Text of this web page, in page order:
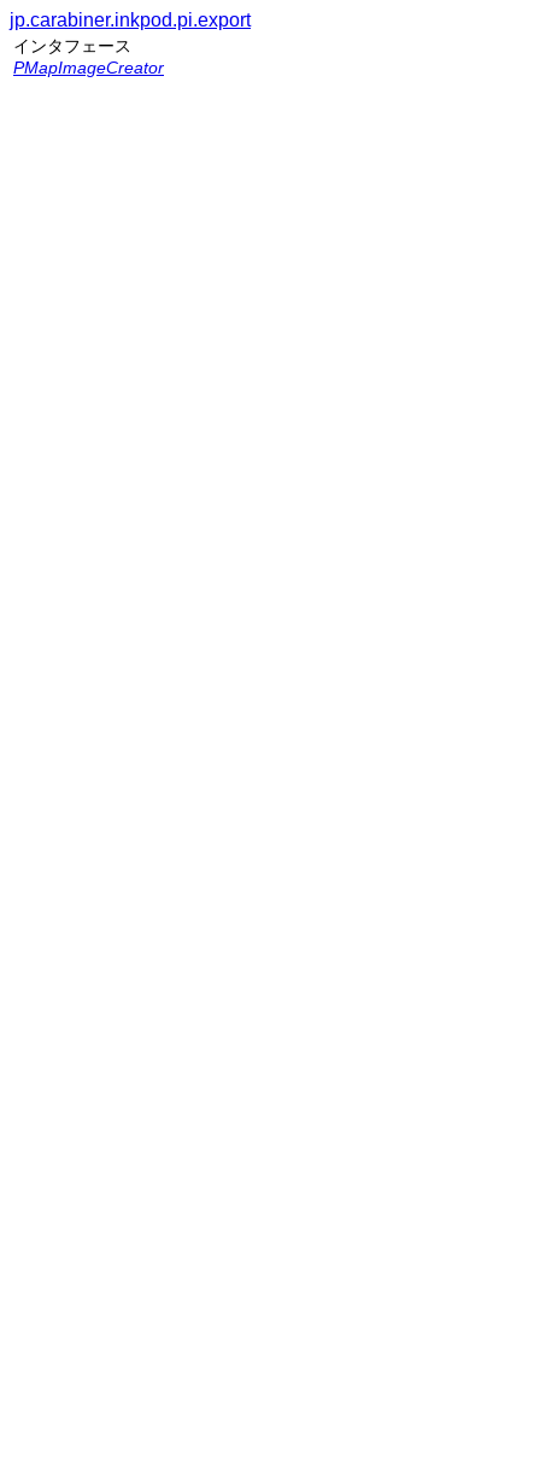
jp.carabiner.inkpod.pi.export
インタフェース
PMapImageCreator